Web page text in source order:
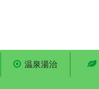
温泉湯治